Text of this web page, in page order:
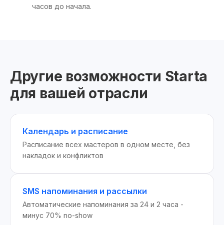
часов до начала.
Другие возможности Starta
для вашей отрасли
Календарь и расписание
Расписание всех мастеров в одном месте, без
накладок и конфликтов
SMS напоминания и рассылки
Автоматические напоминания за 24 и 2 часа -
минус 70% no-show